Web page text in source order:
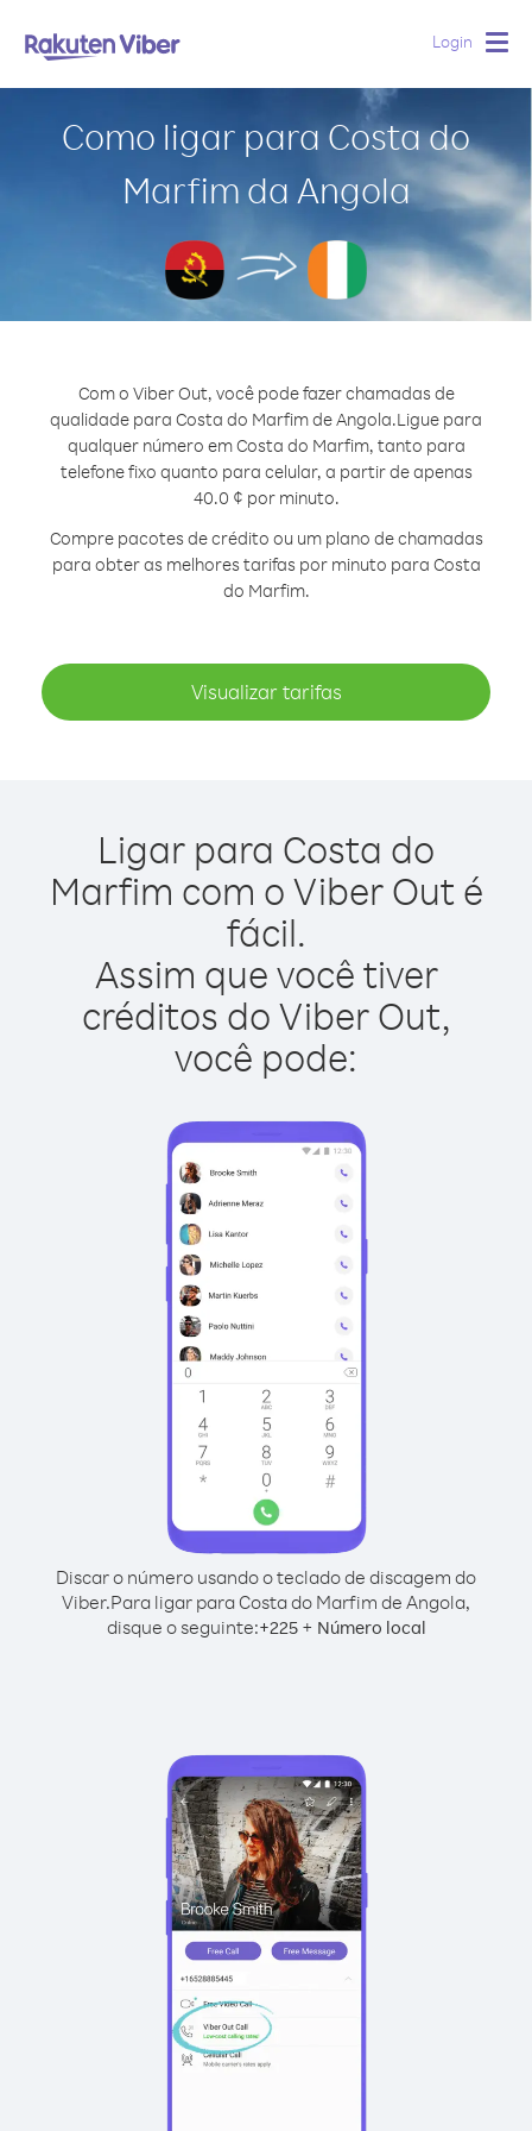
Login
Como ligar para Costa do
Marfim da Angola
Com o Viber Out, você pode fazer chamadas de
qualidade para Costa do Marfim de Angola.Ligue para
qualquer número em Costa do Marfim, tanto para
telefone fixo quanto para celular, a partir de apenas
40.0 ¢ por minuto.
Compre pacotes de crédito ou um plano de chamadas
para obter as melhores tarifas por minuto para Costa
do Marfim.
Visualizar tarifas
Ligar para Costa do
Marfim com o Viber Out é
fácil.
Assim que você tiver
créditos do Viber Out,
você pode:
Discar o número usando o teclado de discagem do
Viber.Para ligar para Costa do Marfim de Angola,
disque o seguinte:+225+ Número local